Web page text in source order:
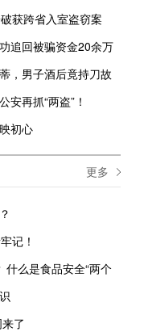
获跨省入室盗窃案
追回被骗资金20余万
，男子酒后竟持刀故
安再抓“两盗”！
初心
更多
记！
什么是食品安全“两个
了